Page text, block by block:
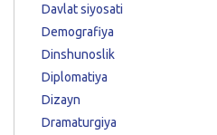
Davlat siyosati
Demografiya
Dinshunoslik
Diplomatiya
Dizayn
Dramaturgiya